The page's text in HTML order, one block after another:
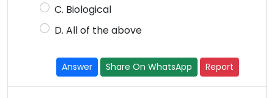
C. Biological
D. All of the above
Answer Share On WhatsApp Report